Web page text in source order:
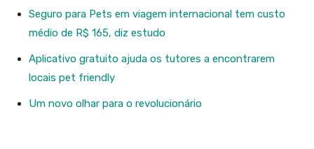
Seguro para Pets em viagem internacional tem custo
médio de R$ 165, diz estudo
Aplicativo gratuito ajuda os tutores a encontrarem
locais pet friendly
Um novo olhar para o revolucionário